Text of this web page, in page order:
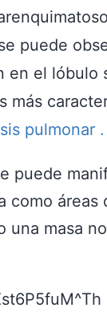
puede
en el lóbulo
más
pulmonar .
puede
como áreas
una masa